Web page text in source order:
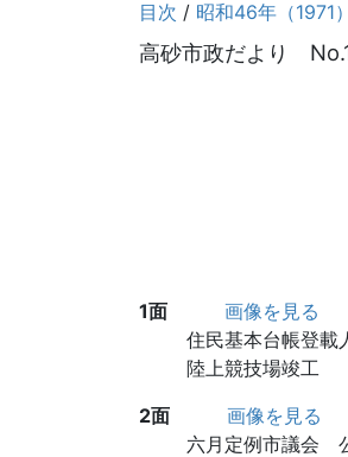
目次 / 昭和46年（1971）
高砂市政だより
1面
画像を見る
住民基本台帳登載
陸上競技場竣工
2面
画像を見る
六月定例市議会